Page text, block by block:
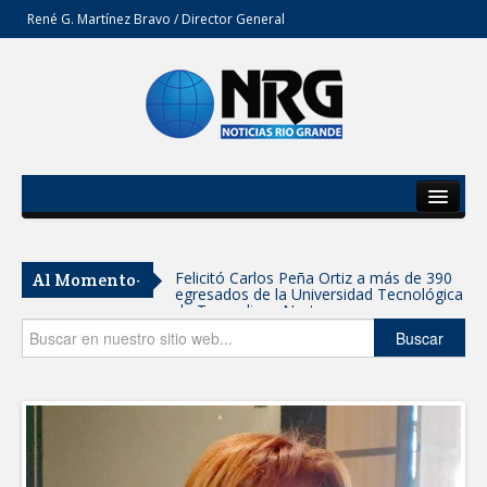
René G. Martínez Bravo / Director General
Secciones
Opinión
Al Momento- Felicitó Carlos Peña Ortiz a más de 390
egresados de la Universidad Tecnológica
de Tamaulipas Norte
GOBIERNO DE CARMEN LILIA
GARANTIZAR UN MEJOR SERVICIO DE
AGUA POTABLE
Facilita DIF Tamaulipas trámite de
credencial y placas de circulación para
personas con discapacidad
Buscar